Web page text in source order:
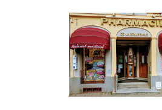
BEAUTÉ &